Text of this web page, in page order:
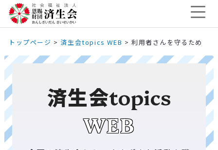
トップページ > 済生会topics WEB > 利用者さんを守るため
済生会topics
WEB